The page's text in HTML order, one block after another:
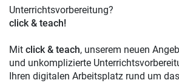
Unterrichtsvorbereitung?
click & teach!
Mit click & teach, unserem neuen
und unkomplizierte
Ihren digitalen Arbeitsplatz rund um